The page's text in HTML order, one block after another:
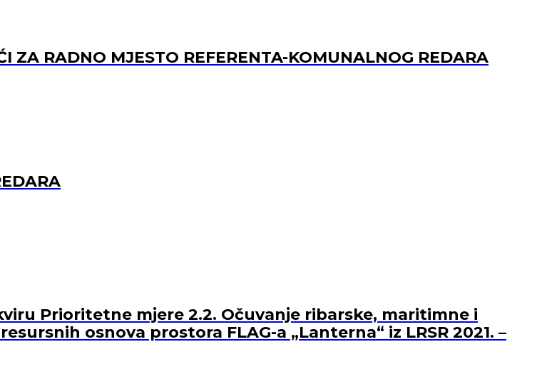
ZA RADNO MJESTO REFERENTA-KOMUNALNOG REDARA
Prioritetne mjere 2.2. Očuvanje ribarske, maritimne i
osnova prostora FLAG-a „Lanterna“ iz LRSR 2021. –